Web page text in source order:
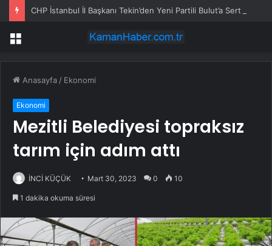
Menü
Anasayfa / Ekonomi
Ekonomi
Mezitli Belediyesi topraksız
tarım için adım attı
İNCİ KÜÇÜK Mart 30, 2023 0 10
1 dakika okuma süresi